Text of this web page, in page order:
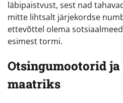
läbipaistvust, sest nad
mitte lihtsalt järjekordse
ettevõttel olema
esimest tormi.
Otsingumootorid
maatriks